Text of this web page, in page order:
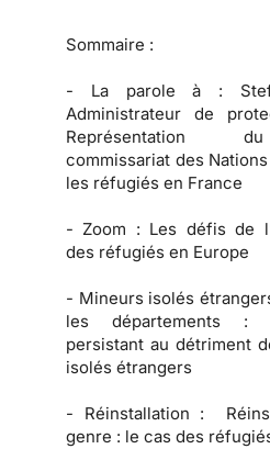
Sommaire :
- La parole à :
Administrateur de
Représentation
commissariat des
les réfugiés en France
- Zoom : Les défis de
des réfugiés en Europe
- Mineurs isolés
les départements :
persistant au détriment
isolés étrangers
- Réinstallation :
genre : le cas des